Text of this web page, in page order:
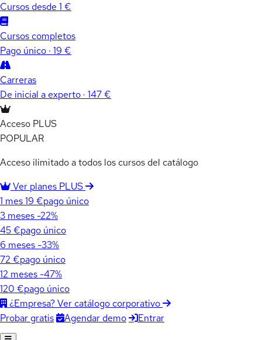
Cursos desde 1 €
Cursos completos
Pago único · 19 €
Carreras
De inicial a experto · 147 €
Acceso PLUS
POPULAR
Acceso ilimitado a todos los cursos del catálogo
Ver planes PLUS
1 mes19 €pago único
3 meses -22%
45 €pago único
6 meses -33%
72 €pago único
12 meses -47%
120 €pago único
¿Empresa? Ver catálogo corporativo
Probar gratis
Agendar demo Entrar